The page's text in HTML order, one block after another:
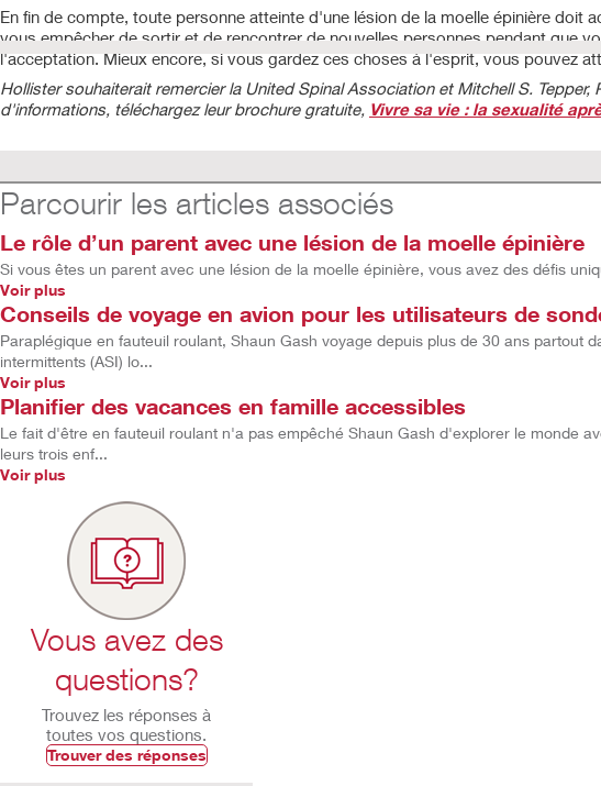
En fin de compte, toute personne atteinte d'une lésion de la moelle épinière
vous empêcher de sortir et de rencontrer de nouvelles personnes pendant que
l'acceptation. Mieux encore, si vous gardez ces choses à l'esprit, vous pouvez
Hollister souhaiterait remercier la United Spinal Association et Mitchell S.
d'informations, téléchargez leur brochure gratuite, Vivre sa vie : la sexualité
Parcourir les articles associés
Le rôle d’un parent avec une lésion de la moelle épinière
Si vous êtes un parent avec une lésion de la moelle épinière, vous avez des défis
Voir plus
Conseils de voyage en avion pour les utilisateurs de
Paraplégique en fauteuil roulant, Shaun Gash voyage depuis plus de 30 ans
intermittents (ASI) lo...
Voir plus
Planifier des vacances en famille accessibles
Le fait d'être en fauteuil roulant n'a pas empêché Shaun Gash d'explorer le monde
leurs trois enf...
Voir plus
Vous avez des
questions?
Trouvez les réponses à
toutes vos questions.
Trouver des réponses